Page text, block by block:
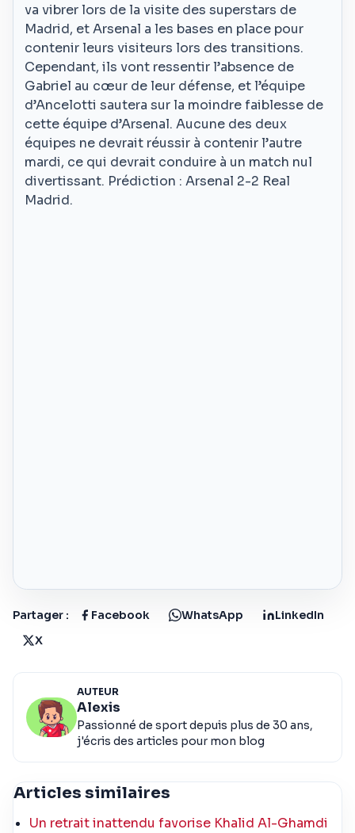
va vibrer lors de la visite des superstars de
Madrid, et Arsenal a les bases en place pour
contenir leurs visiteurs lors des transitions.
Cependant, ils vont ressentir l’absence de
Gabriel au cœur de leur défense, et l’équipe
d’Ancelotti sautera sur la moindre faiblesse de
cette équipe d’Arsenal. Aucune des deux
équipes ne devrait réussir à contenir l’autre
mardi, ce qui devrait conduire à un match nul
divertissant. Prédiction : Arsenal 2-2 Real
Madrid.
Partager : Facebook WhatsApp
LinkedIn
X
AUTEUR
Alexis
Passionné de sport depuis plus de 30 ans,
j'écris des articles pour mon blog
Articles similaires
Un retrait inattendu favorise Khalid Al-Ghamdi